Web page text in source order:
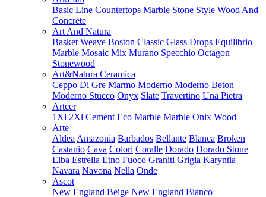
Basic Line Countertops Marble Stone Style Wood And
Concrete
Art And Natura
Basket Weave Boston Classic Glass Drops Equilibrio
Marble Mosaic Mix Murano Specchio Octagon
Stonewood
Art&Natura Ceramica
Ceppo Di Gre Marmo Moderno Moderno Beton
Moderno Stucco Onyx Slate Travertino Una Pietra
Artcer
1Xl 2Xl Cement Eco Marble Marble Onix Wood
Arte
Aldea Amazonia Barbados Bellante Blanca Broken
Castanio Cava Colori Coralle Dorado Dorado Stone
Elba Estrella Etno Fuoco Graniti Grigia Karyntia
Navara Navona Nella Onde
Ascot
New England Beige New England Bianco